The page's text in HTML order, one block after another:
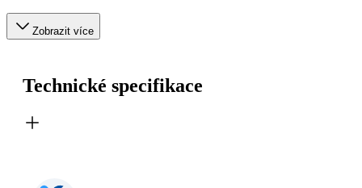
Zobrazit více
Technické specifikace